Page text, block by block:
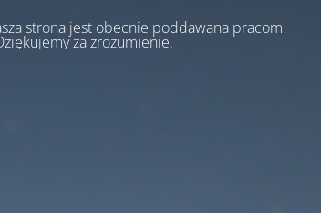
strona jest obecnie poddawana pracom
za zrozumienie.